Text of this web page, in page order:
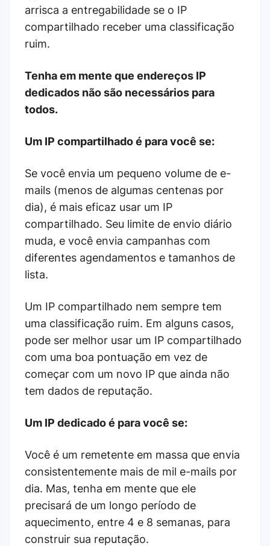
arrisca a entregabilidade se o IP
compartilhado receber uma classificação
ruim.
Tenha em mente que endereços IP
dedicados não são necessários para
todos.
Um IP compartilhado é para você se:
Se você envia um pequeno volume de e-
mails (menos de algumas centenas por
dia), é mais eficaz usar um IP
compartilhado. Seu limite de envio diário
muda, e você envia campanhas com
diferentes agendamentos e tamanhos de
lista.
Um IP compartilhado nem sempre tem
uma classificação ruim. Em alguns casos,
pode ser melhor usar um IP compartilhado
com uma boa pontuação em vez de
começar com um novo IP que ainda não
tem dados de reputação.
Um IP dedicado é para você se:
Você é um remetente em massa que envia
consistentemente mais de mil e-mails por
dia. Mas, tenha em mente que ele
precisará de um longo período de
aquecimento, entre 4 e 8 semanas, para
construir sua reputação.